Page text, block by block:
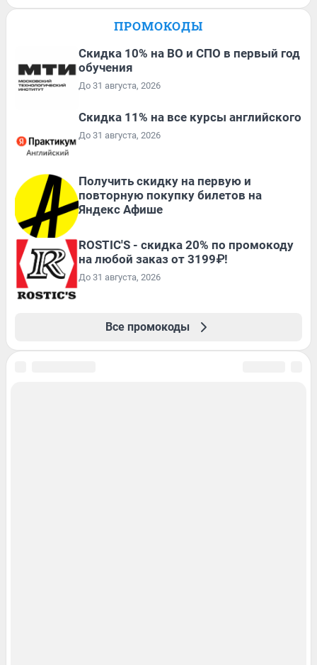
ПРОМОКОДЫ
Скидка 10% на ВО и СПО в первый год
обучения
До 31 августа, 2026
Скидка 11% на все курсы английского
До 31 августа, 2026
Получить скидку на первую и
повторную покупку билетов на
Яндекс Афише
ROSTIC'S - скидка 20% по промокоду
на любой заказ от 3199₽!
До 31 августа, 2026
Все промокоды